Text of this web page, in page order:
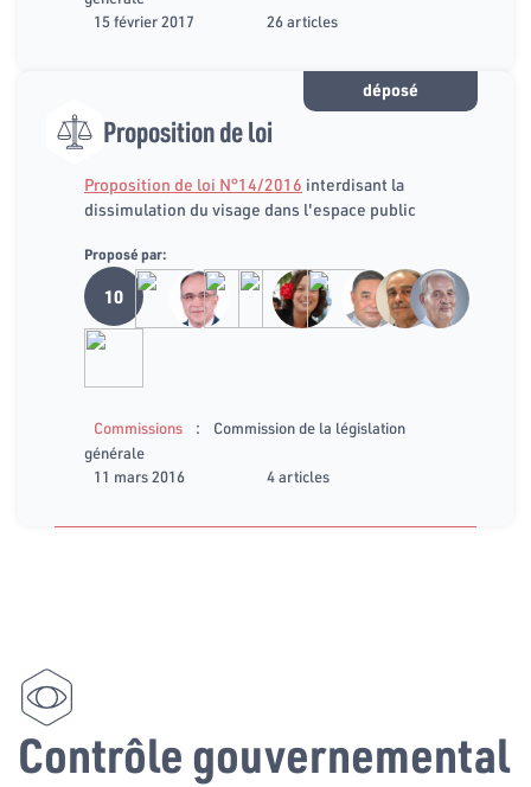
15 février 2017
26 articles
déposé
Proposition de loi
Proposition de loi N°14/2016 interdisant la
dissimulation du visage dans l'espace public
Proposé par:
10
Commissions :
Commission de la législation
générale
11 mars 2016
4 articles
Contrôle gouvernemental